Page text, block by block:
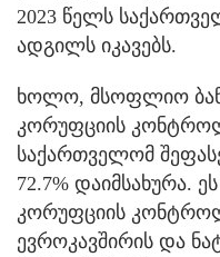
2023 წელს
ადგილს იკავებს.
ხოლო, მსოფლიო
კორუფციის
საქართველომ
72.7% დაიმსახურა.
კორუფციის
ევროკავშირის და